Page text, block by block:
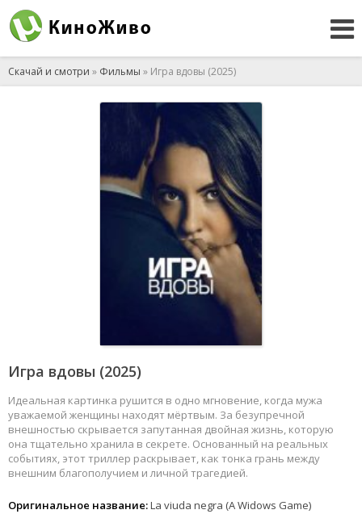
Скачай и смотри » Фильмы » Игра вдовы (2025)
Игра вдовы (2025)
Идеальная картинка рушится в одно мгновение, когда мужа
уважаемой женщины находят мёртвым. За безупречной
внешностью скрывается запутанная двойная жизнь, которую
она тщательно хранила в секрете. Основанный на реальных
событиях, этот триллер раскрывает, как тонка грань между
внешним благополучием и личной трагедией.
Оригинальное название:La viuda negra (A Widows Game)